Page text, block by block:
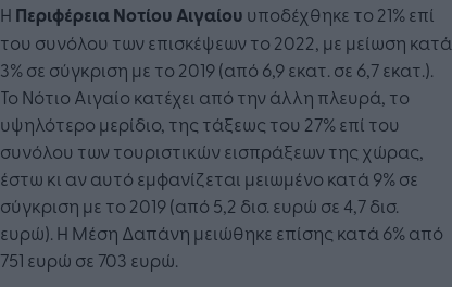
Η Περιφέρεια Νοτίου Αιγαίου υποδέχθηκε το 21% επί
του συνόλου των επισκέψεων το 2022, με μείωση κατά
3% σε σύγκριση με το 2019 (από 6,9 εκατ. σε 6,7 εκατ.).
Το Νότιο Αιγαίο κατέχει από την άλλη πλευρά, το
υψηλότερο μερίδιο, της τάξεως του 27% επί του
συνόλου των τουριστικών εισπράξεων της χώρας,
έστω κι αν αυτό εμφανίζεται μειωμένο κατά 9% σε
σύγκριση με το 2019 (από 5,2 δισ. ευρώ σε 4,7 δισ.
ευρώ). Η Μέση Δαπάνη μειώθηκε επίσης κατά 6% από
751 ευρώ σε 703 ευρώ.